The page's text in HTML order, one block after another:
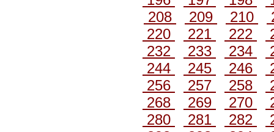
208
209 210
220
221 222
232
233 234
244
245 246
256
257 258
268
269 270
280
281 282